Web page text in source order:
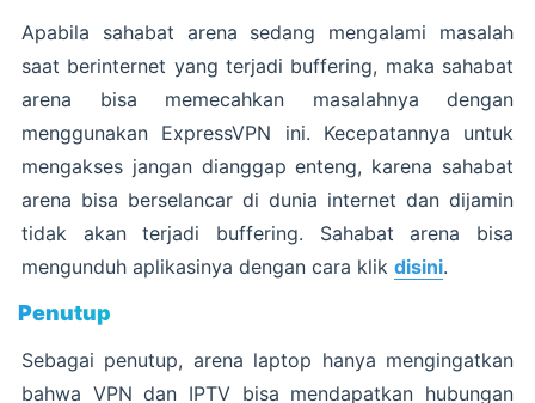
Apabila sahabat arena sedang mengalami masalah
saat berinternet yang terjadi buffering, maka sahabat
arena bisa memecahkan masalahnya dengan
menggunakan ExpressVPN ini. Kecepatannya untuk
mengakses jangan dianggap enteng, karena sahabat
arena bisa berselancar di dunia internet dan dijamin
tidak akan terjadi buffering. Sahabat arena bisa
mengunduh aplikasinya dengan cara klik disini.
Penutup
Sebagai penutup, arena laptop hanya mengingatkan
bahwa VPN dan IPTV bisa mendapatkan hubungan